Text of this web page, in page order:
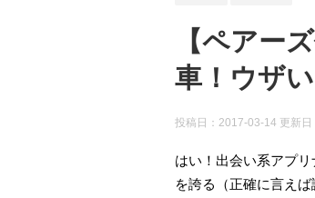
【ペアー
車！ウザ
投稿日：2017-03-14 更新日
はい！出会い系アプ
を誇る（正確に言え